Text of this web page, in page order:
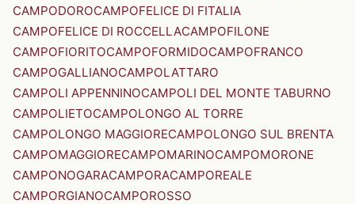
CAMPODOROCAMPOFELICE DI FITALIA
CAMPOFELICE DI ROCCELLACAMPOFILONE
CAMPOFIORITOCAMPOFORMIDOCAMPOFRANCO
CAMPOGALLIANOCAMPOLATTARO
CAMPOLI APPENNINOCAMPOLI DEL MONTE TABURNO
CAMPOLIETOCAMPOLONGO AL TORRE
CAMPOLONGO MAGGIORECAMPOLONGO SUL BRENTA
CAMPOMAGGIORECAMPOMARINOCAMPOMORONE
CAMPONOGARACAMPORACAMPOREALE
CAMPORGIANOCAMPOROSSO